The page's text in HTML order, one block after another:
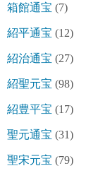
箱館通宝 (7)
紹平通宝 (12)
紹治通宝 (27)
紹聖元宝 (98)
紹豊平宝 (17)
聖元通宝 (31)
聖宋元宝 (79)